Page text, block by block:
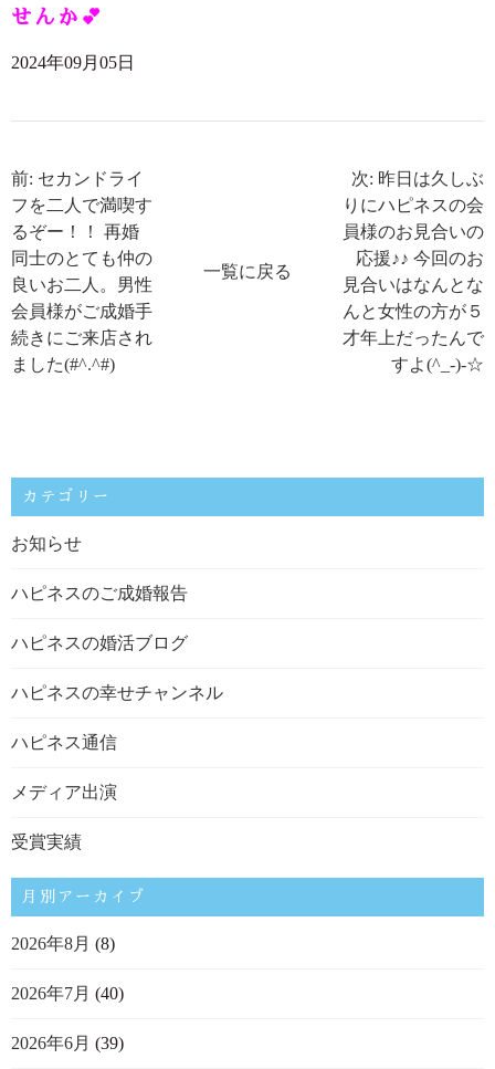
せんか 💕
2024年09月05日
前: セカンドライ
フを二人で満喫す
るぞー！！ 再婚
同士のとても仲の
良いお二人。男性
会員様がご成婚手
続きにご来店され
ました(#^.^#)
一覧に戻る
次: 昨日は久しぶ
りにハピネスの会
員様のお見合いの
応援♪♪ 今回のお
見合いはなんとな
んと女性の方が５
才年上だったんで
すよ(^_-)-☆
カテゴリー
お知らせ
ハピネスのご成婚報告
ハピネスの婚活ブログ
ハピネスの幸せチャンネル
ハピネス通信
メディア出演
受賞実績
月別アーカイブ
2026年8月 (8)
2026年7月 (40)
2026年6月 (39)